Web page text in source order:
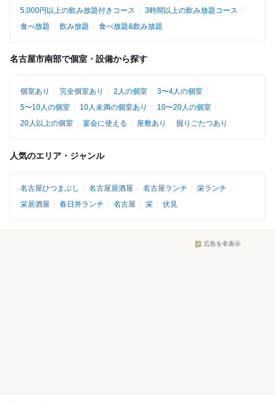
5,000円以上の飲み放題付きコース
3時間以上の飲み放題コース
食べ放題
飲み放題 食べ放題&飲み放題
名古屋市南部で個室・設備から探す
個室あり 完全個室あり 2人の個室
3〜4人の個室
5〜10人の個室
10人未満の個室あり
10〜20人の個室
20人以上の個室
宴会に使える 座敷あり 掘りごたつあり
人気のエリア・ジャンル
名古屋ひつまぶし 名古屋居酒屋 名古屋ランチ
栄ランチ
栄居酒屋
春日井ランチ 名古屋 栄 伏見
広告を非表示